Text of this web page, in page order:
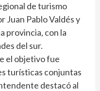
de turismo
Juan Pablo Valdés y
provincia, con la
del sur.
el objetivo fue
turísticas conjuntas
destacó al